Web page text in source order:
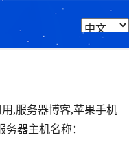
,服务器博客,苹果手机
器主机名称：